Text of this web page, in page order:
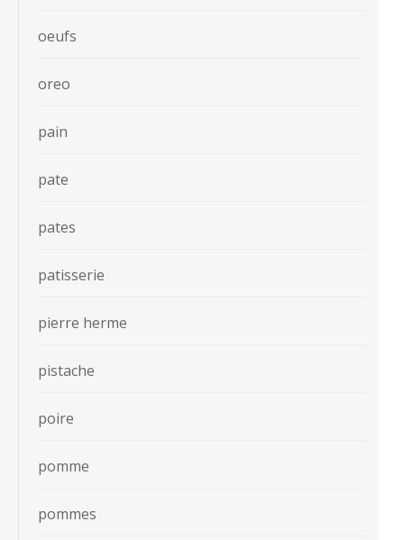
oeufs
oreo
pain
pate
pates
patisserie
pierre herme
pistache
poire
pomme
pommes